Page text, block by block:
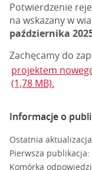
Potwierdzenie
na wskazany w
października
Zachęcamy do
projektem
(1,78 MB).
Informacje o
Ostatnia
Pierwsza publikacja:
Komórka